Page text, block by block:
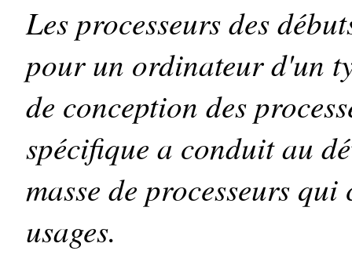
Les processeurs des
pour un ordinateur d'un
de conception des
spécifique a conduit au
masse de processeurs
usages.